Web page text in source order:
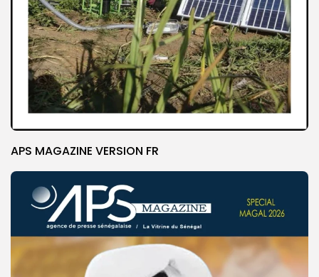
APS MAGAZINE VERSION FR